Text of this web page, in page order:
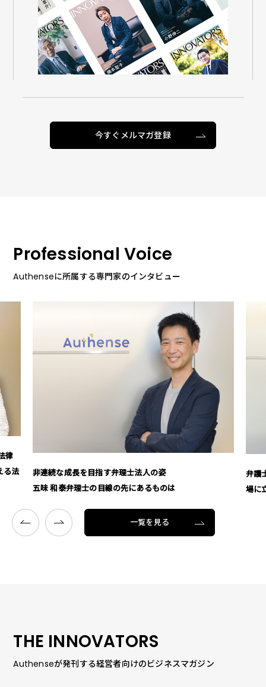
今すぐメルマガ登録
Professional Voice
Authenseに所属する専門家のインタビュー
律
る法
非連続な成長を目指す弁理士法人の姿
五味 和泰弁理士の目線の先にあるものは
弁護
場に
一覧を見る
THE INNOVATORS
Authenseが発刊する経営者向けのビジネスマガジン